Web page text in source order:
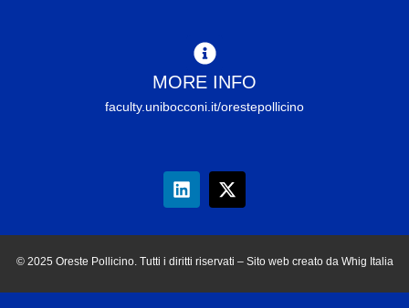
MORE INFO
faculty.unibocconi.it/orestepollicino
© 2025 Oreste Pollicino. Tutti i diritti riservati – Sito web creato da Whig Italia